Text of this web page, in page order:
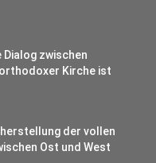
Dialog zwischen
Kirche ist
der vollen
Ost und West